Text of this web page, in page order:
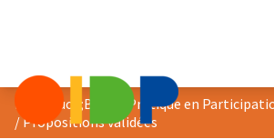
/Propositions validées